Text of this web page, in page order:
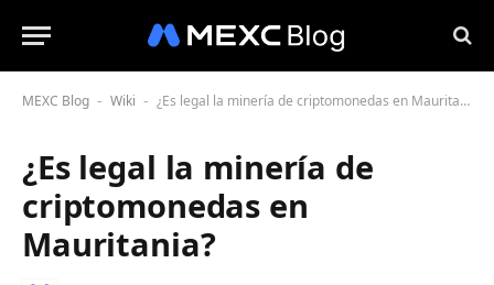
MEXC Blog - Wiki - ¿Es legal la minería de criptomonedas en Mauritania?
¿Es legal la minería de
criptomonedas en
Mauritania?